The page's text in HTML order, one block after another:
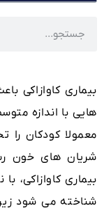
بیماری کاوازاکی
هایی با اندازه
معمولا کودکان را
شریان های خون
بیماری کاوازاکی،
شناخته می شود